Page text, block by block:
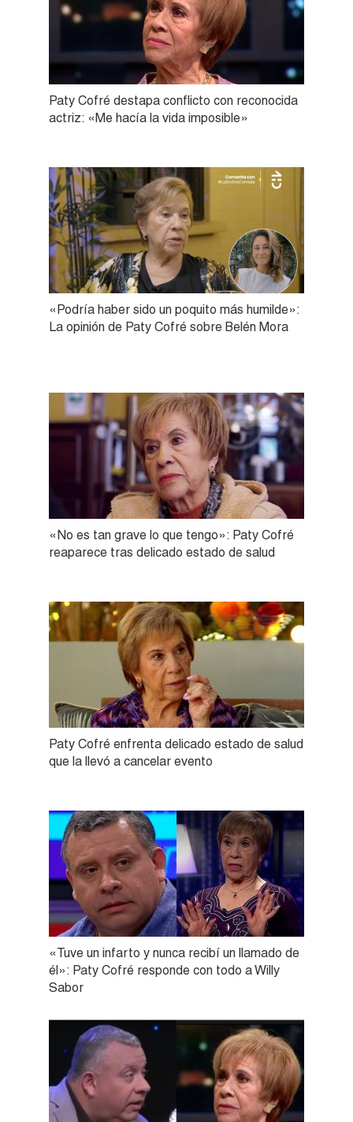
Paty Cofré destapa conflicto con reconocida
actriz: «Me hacía la vida imposible»
«Podría haber sido un poquito más humilde»:
La opinión de Paty Cofré sobre Belén Mora
«No es tan grave lo que tengo»: Paty Cofré
reaparece tras delicado estado de salud
Paty Cofré enfrenta delicado estado de salud
que la llevó a cancelar evento
«Tuve un infarto y nunca recibí un llamado de
él»: Paty Cofré responde con todo a Willy
Sabor